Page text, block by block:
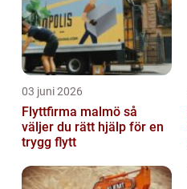
03 juni 2026
Flyttfirma malmö så
väljer du rätt hjälp för en
trygg flytt